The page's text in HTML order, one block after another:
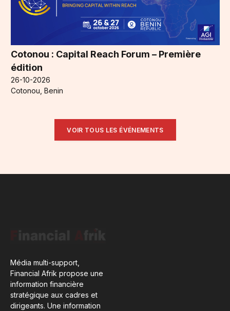
Cotonou : Capital Reach Forum – Première
édition
26-10-2026
Cotonou, Benin
VOIR TOUS LES ÉVÉNEMENTS
Média multi-support,
Financial Afrik propose une
information financière
stratégique aux cadres et
dirigeants. Une information